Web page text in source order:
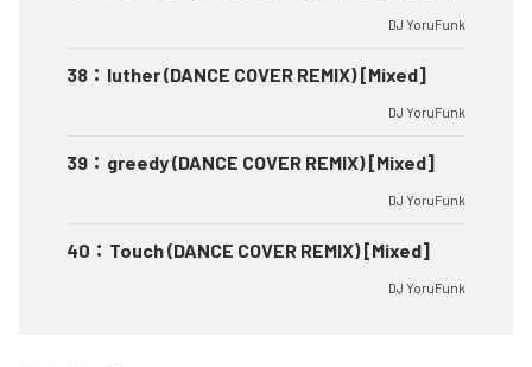
DJ YoruFunk
38 ： luther (DANCE COVER REMIX) [Mixed]
DJ YoruFunk
39 ： greedy (DANCE COVER REMIX) [Mixed]
DJ YoruFunk
40 ： Touch (DANCE COVER REMIX) [Mixed]
DJ YoruFunk